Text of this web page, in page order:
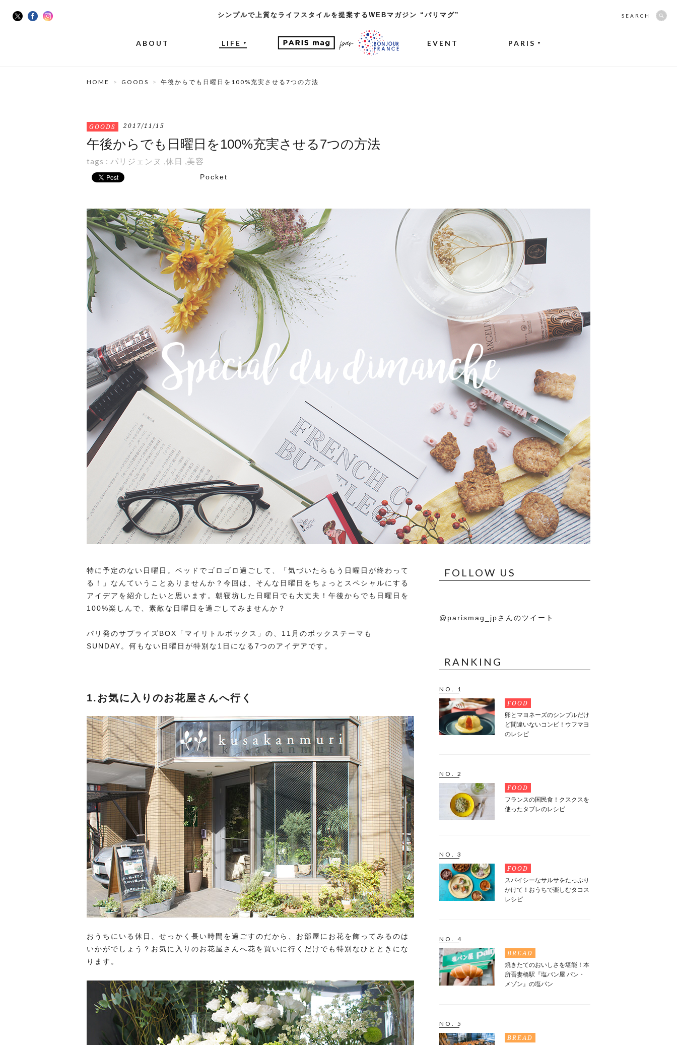
シンプルで上質なライフスタイルを提案するWEBマガジン “パリマグ”
ABOUT LIFE ▼ EVENT PARIS ▼
SEARCH
HOME GOODS 午後からでも日曜日を100%充実させる7つの方法
GOODS 2017/11/15
午後からでも日曜日を100%充実させる7つの方法
tags : パリジェンヌ ,休日 ,美容
Pocket
特に予定のない日曜日。ベッドでゴロゴロ過ごして、「気づいたらもう日曜日が終わって
る！」なんていうことありませんか？今回は、そんな日曜日をちょっとスペシャルにする
アイデアを紹介したいと思います。朝寝坊した日曜日でも大丈夫！午後からでも日曜日を
100%楽しんで、素敵な日曜日を過ごしてみませんか？
パリ発のサプライズBOX「マイリトルボックス」の、11月のボックステーマも
SUNDAY。何もない日曜日が特別な1日になる7つのアイデアです。
1.お気に入りのお花屋さんへ行く
おうちにいる休日、せっかく長い時間を過ごすのだから、お部屋にお花を飾ってみるのは
いかがでしょう？お気に入りのお花屋さんへ花を買いに行くだけでも特別なひとときにな
ります。
FOLLOW US
@parismag_jpさんのツイート
RANKING
NO. 1
FOOD
卵とマヨネーズのシンプルだけ
ど間違いないコンビ！ウフマヨ
のレシピ
NO. 2
FOOD
フランスの国民食！クスクスを
使ったタブレのレシピ
NO. 3
FOOD
スパイシーなサルサをたっぷり
かけて！おうちで楽しむタコス
レシピ
NO. 4
BREAD
焼きたてのおいしさを堪能！本
所吾妻橋駅『塩パン屋 パン・
メゾン』の塩パン
NO. 5
BREAD